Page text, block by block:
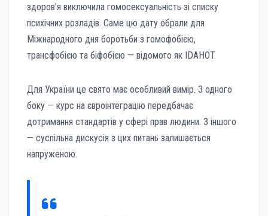
здоров’я виключила гомосексуальність зі списку
психічних розладів. Саме цю дату обрали для
Міжнародного дня боротьби з гомофобією,
трансфобією та біфобією — відомого як IDAHOT.
Для України це свято має особливий вимір. З одного
боку — курс на євроінтеграцію передбачає
дотримання стандартів у сфері прав людини. З іншого
— суспільна дискусія з цих питань залишається
напруженою.